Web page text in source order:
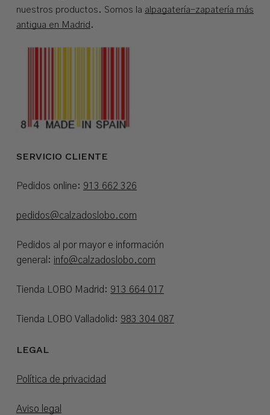
nuestros productos. Somos la alpagatería-zapatería más
antigua en Madrid .
SERVICIO CLIENTE
Pedidos online: 913 662 326
pedidos@calzadoslobo.com
Pedidos al por mayor e información
general: info@calzadoslobo.com
Tienda LOBO Madrid: 913 664 017
Tienda LOBO Valladolid: 983 304 087
LEGAL
Política de privacidad
Aviso legal